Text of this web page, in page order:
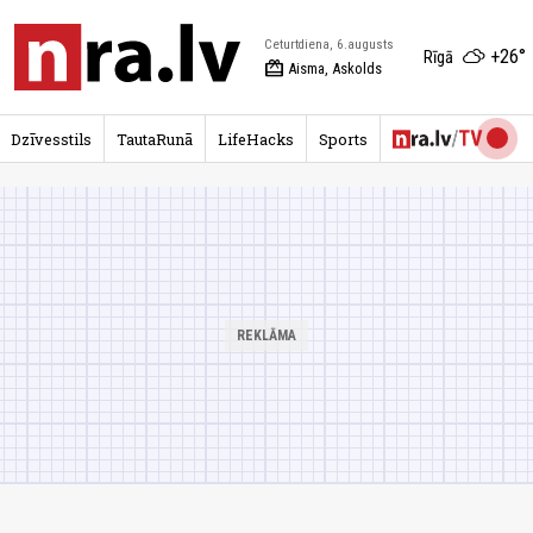
Ceturtdiena, 6.augusts
redeem Aisma, Askolds
Rīgā +26°
Dzīvesstils TautaRunā LifeHacks Sports